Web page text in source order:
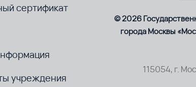
сертификат
учреждения
© 2026
города Москвы
115054, г.